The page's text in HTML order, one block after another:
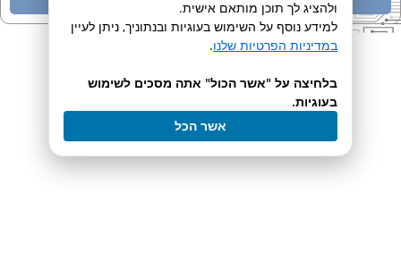
מוצרים נוספים בקטגוריה
Sub Aqua Pro Unstirred
ולהציג לך תוכן מותאם אישית.
למידע נוסף על השימוש בעוגיות ובנתוניך, ניתן לעיין
במדיניות הפרטיות שלנו.
בלחיצה על "אשר הכול" אתה מסכים לשימוש
בעוגיות.
אשר הכל